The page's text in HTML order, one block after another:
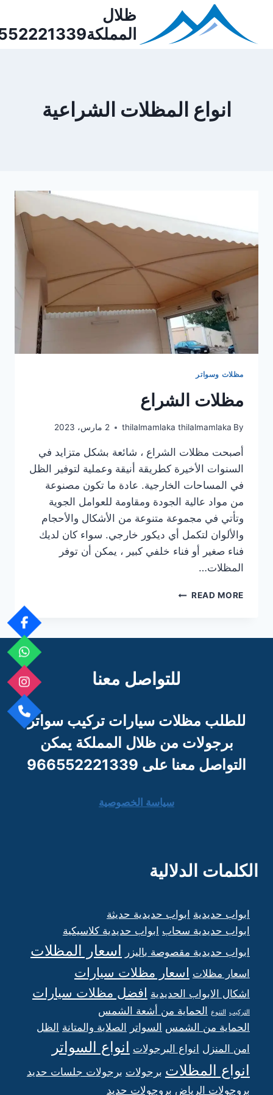
content
ظلال
المملكة0552221339
انواع المظلات الشراعية
مظلات وسواتر
مظلات الشراع
By
thilalmamlaka thilalmamlaka 2 مارس، 2023
أصبحت مظلات الشراع ، شائعة بشكل متزايد في
السنوات الأخيرة كطريقة أنيقة وعملية لتوفير الظل
في المساحات الخارجية. عادة ما تكون مصنوعة
من مواد عالية الجودة ومقاومة للعوامل الجوية
وتأتي في مجموعة متنوعة من الأشكال والأحجام
والألوان لتكمل أي ديكور خارجي. سواء كان لديك
فناء صغير أو فناء خلفي كبير ، يمكن أن توفر
المظلات…
READ MOREمظلات
للتواصل معنا
للطلب مظلات سيارات تركيب سواتر
برجولات من ظلال المملكة يمكن
التواصل معنا على 966552221339
سياسة الخصوصية
الكلمات الدلالية
ابواب حديدية ابواب حديدية حديثة
ابواب حديدية سحاب ابواب حديدية كلاسيكية
ابواب حديدية مقصوصة باليزر اسعار المظلات
اسعار مظلات اسعار مظلات سيارات
اشكال الابواب الحديدية افضل مظلات سيارات
التركيب التنوع الحماية من أشعة الشمس
الحماية من الشمس السواتر الصلابة والمتانة الظل
امن المنزل انواع البرجولات انواع السواتر
انواع المظلات برجولات برجولات جلسات حديد
بروجولات الرياض بروجولات حديد